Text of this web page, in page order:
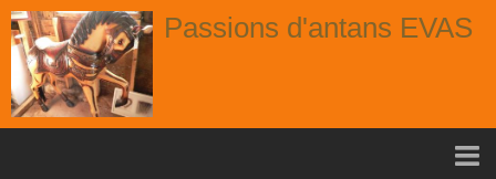
Passions d'antans EVAS